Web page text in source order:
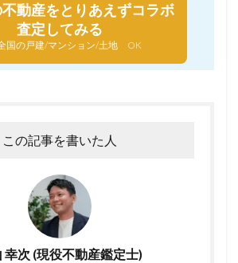
動産をとりあえずコラボ
査定してみる
国の戸建/マンション/土地 OK
この記事を書いた人
幸次 (現役不動産鑑定士)